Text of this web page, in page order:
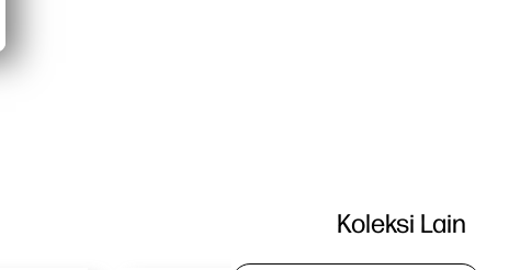
Koleksi Lain